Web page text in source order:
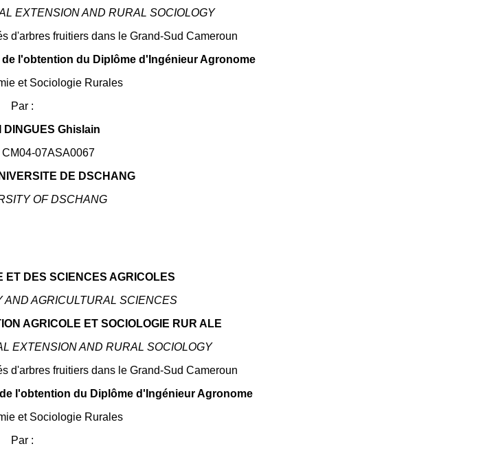
EXTENSION AND RURAL SOCIOLOGY
d'arbres fruitiers dans le Grand-Sud Cameroun
l'obtention du Diplôme d'Ingénieur Agronome
et Sociologie Rurales
Par :
DINGUES Ghislain
CM04-07ASA0067
DE DSCHANG
OF DSCHANG
ET DES SCIENCES AGRICOLES
AND AGRICULTURAL SCIENCES
AGRICOLE ET SOCIOLOGIE RUR ALE
EXTENSION AND RURAL SOCIOLOGY
d'arbres fruitiers dans le Grand-Sud Cameroun
l'obtention du Diplôme d'Ingénieur Agronome
et Sociologie Rurales
Par :